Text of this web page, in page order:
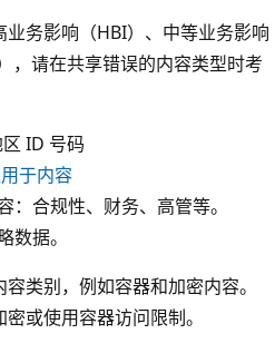
务影响（HBI）、中等业务影响
，请在共享错误的内容类型时考
ID 号码
于内容
：合规性、财务、高管等。
数据。
类别，例如容器和加密内容。
或使用容器访问限制。